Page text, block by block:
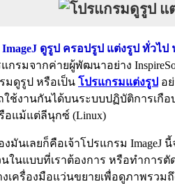
ดูรูป ครอปรูป แต่งรูป ทั่วไป
กรมจากค่ายผู้พัฒนาอย่าง
มดูรูป หรือเป็น โปรแกรมแต่งรูป อ
ช้งานกันได้บนระบบปฏิบัติการเกือ
รือแม้แต่ลีนุกซ์ (Linux)
มันเลยก็คือเจ้าโปรแกรม ImageJ
ในแบบที่เราต้องการ หรือทำการ
เครื่องมือแว่นขยายเพื่อดูภาพรวม